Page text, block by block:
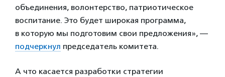
объединения, волонтерство, патриотическое
воспитание. Это будет широкая программа,
в которую мы подготовим свои предложения», —
подчеркнул председатель комитета.
А что касается разработки стратегии